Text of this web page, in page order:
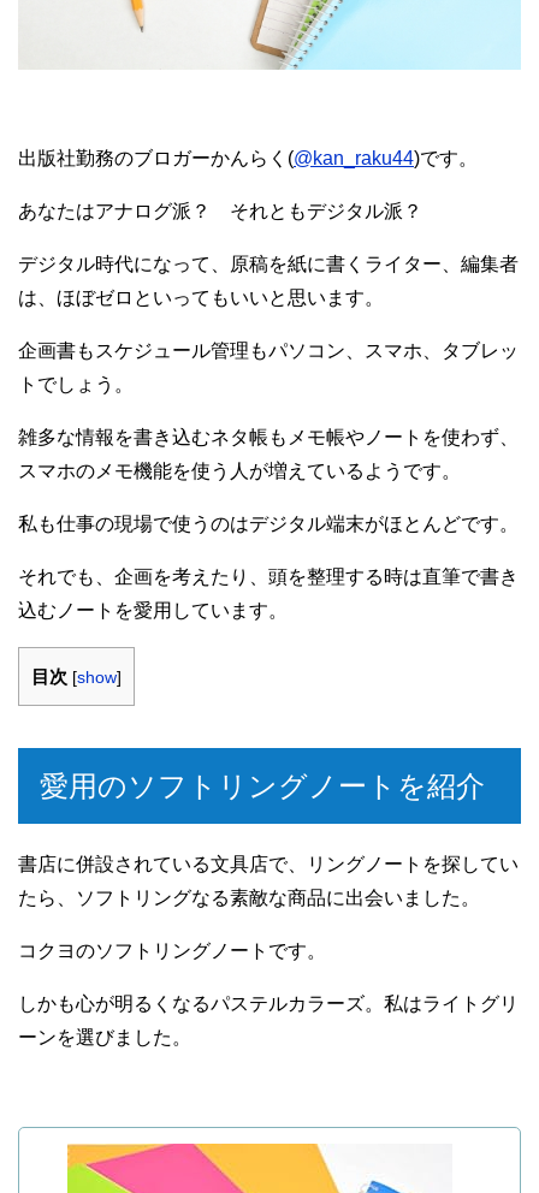
出版社勤務のブロガーかんらく(@kan_raku44)です。
あなたはアナログ派？ それともデジタル派？
デジタル時代になって、原稿を紙に書くライター、編集者
は、ほぼゼロといってもいいと思います。
企画書もスケジュール管理もパソコン、スマホ、タブレッ
トでしょう。
雑多な情報を書き込むネタ帳もメモ帳やノートを使わず、
スマホのメモ機能を使う人が増えているようです。
私も仕事の現場で使うのはデジタル端末がほとんどです。
それでも、企画を考えたり、頭を整理する時は直筆で書き
込むノートを愛用しています。
目次 [show]
愛用のソフトリングノートを紹介
書店に併設されている文具店で、リングノートを探してい
たら、ソフトリングなる素敵な商品に出会いました。
コクヨのソフトリングノートです。
しかも心が明るくなるパステルカラーズ。私はライトグリ
ーンを選びました。